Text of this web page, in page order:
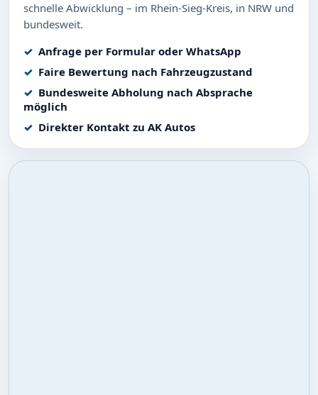
schnelle Abwicklung – im Rhein-Sieg-Kreis, in NRW und
bundesweit.
Anfrage per Formular oder WhatsApp
Faire Bewertung nach Fahrzeugzustand
Bundesweite Abholung nach Absprache
möglich
Direkter Kontakt zu AK Autos